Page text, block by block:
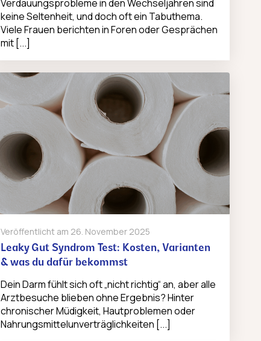
Verdauungsprobleme in den Wechseljahren sind
keine Seltenheit, und doch oft ein Tabuthema.
Viele Frauen berichten in Foren oder Gesprächen
mit [...]
Veröffentlicht am 26. November 2025
Leaky Gut Syndrom Test: Kosten, Varianten
& was du dafür bekommst
Dein Darm fühlt sich oft „nicht richtig“ an, aber alle
Arztbesuche blieben ohne Ergebnis? Hinter
chronischer Müdigkeit, Hautproblemen oder
Nahrungsmittelunverträglichkeiten [...]